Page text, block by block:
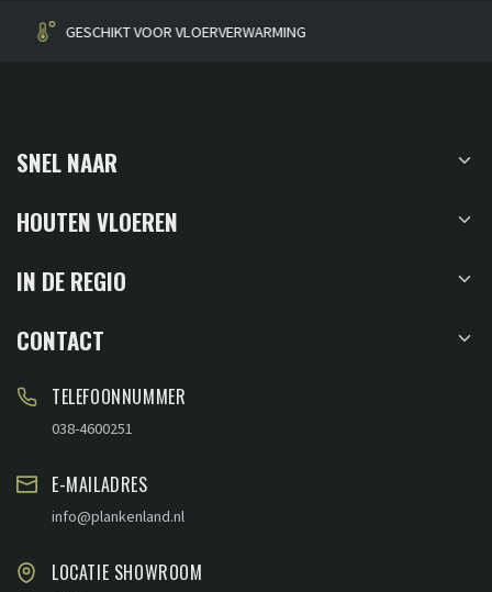
HUISGEMAAKT
SNEL NAAR
HOUTEN VLOEREN
IN DE REGIO
CONTACT
TELEFOONNUMMER
038-4600251
E-MAILADRES
info@plankenland.nl
LOCATIE SHOWROOM